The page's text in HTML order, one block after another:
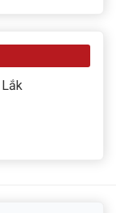
2400MHz), Max
PCIe